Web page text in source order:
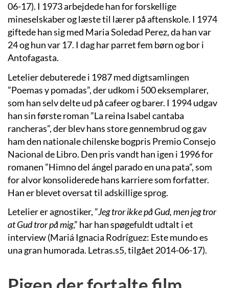
06-17). I 1973 arbejdede han for forskellige
mineselskaber og læste til lærer på aftenskole. I 1974
giftede han sig med Maria Soledad Perez, da han var
24 og hun var 17. I dag har parret fem børn og bor i
Antofagasta.
Letelier debuterede i 1987 med digtsamlingen
”Poemas y pomadas”, der udkom i 500 eksemplarer,
som han selv delte ud på cafeer og barer. I 1994 udgav
han sin første roman ”La reina Isabel cantaba
rancheras”, der blev hans store gennembrud og gav
ham den nationale chilenske bogpris Premio Consejo
Nacional de Libro. Den pris vandt han igen i 1996 for
romanen ”Himno del ángel parado en una pata”, som
for alvor konsoliderede hans karriere som forfatter.
Han er blevet oversat til adskillige sprog.
Letelier er agnostiker, ”Jeg tror ikke på Gud, men jeg tror
at Gud tror på mig,” har han spøgefuldt udtalt i et
interview (Mariá Ignacia Rodríguez: Este mundo es
una gran humorada. Letras.s5, tilgået 2014-06-17).